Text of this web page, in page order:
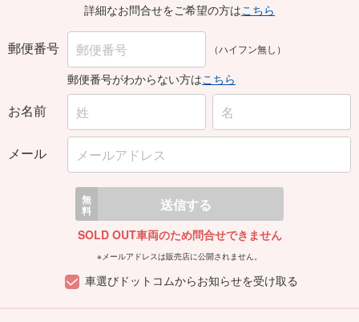
詳細なお問合せをご希望の方はこちら
郵便番号 （ハイフン無し）
郵便番号がわからない方はこちら
お名前
メール
無
料 送信する
SOLD OUT車両のため問合せできません
※メールアドレスは販売店に公開されません。
車選びドットコムからお知らせを受け取る